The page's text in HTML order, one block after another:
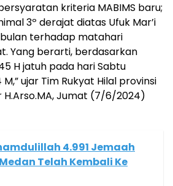
kriteria MABIMS baru;
3º derajat diatas Ufuk Mar’i
terhadap matahari
Yang berarti, berdasarkan
H jatuh pada hari Sabtu
ujar Tim Rukyat Hilal provinsi
H.Arso.MA, Jumat (7/6/2024)
4.991 Jemaah
Telah Kembali Ke